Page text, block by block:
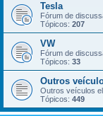
Tesla
Fórum de
Tópicos: 207
VW
Fórum de
Tópicos: 33
Outros
Outros veículos
Tópicos: 449